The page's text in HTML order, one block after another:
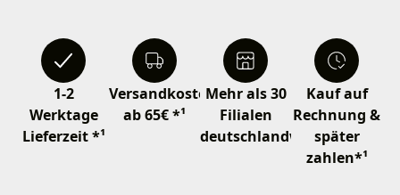
1-2
Werktage
Lieferzeit *¹
Versandkostenfrei
ab 65€ *¹
Mehr als 30
Filialen
deutschlandweit
Kauf auf
Rechnung &
später
zahlen*¹